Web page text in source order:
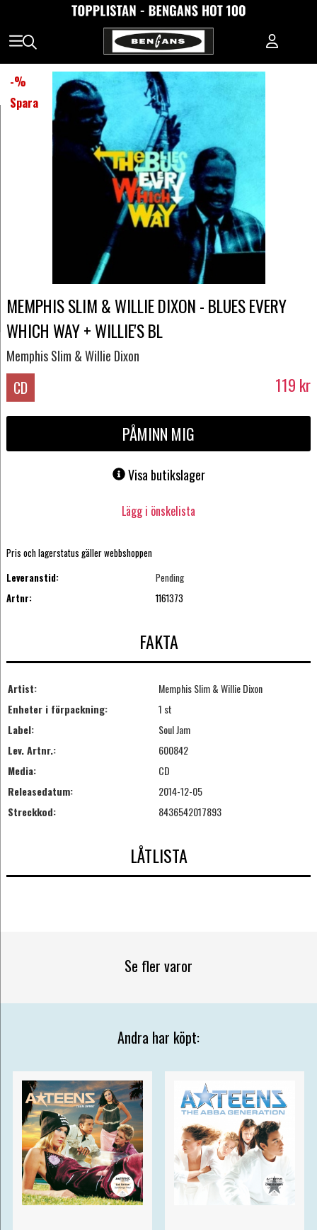
-%
Spara
MEMPHIS SLIM & WILLIE DIXON - BLUES EVERY
WHICH WAY + WILLIE'S BL
Memphis Slim & Willie Dixon
CD 119 kr
PÅMINN MIG
Visa butikslager
Lägg i önskelista
Pris och lagerstatus gäller webbshoppen
Leveranstid:
Pending
Artnr:
1161373
FAKTA
Artist:
Memphis Slim & Willie Dixon
Enheter i förpackning:
1 st
Label:
Soul Jam
Lev. Artnr.:
600842
Media:
CD
Releasedatum:
2014-12-05
Streckkod:
8436542017893
LÅTLISTA
Se fler varor
Andra har köpt: